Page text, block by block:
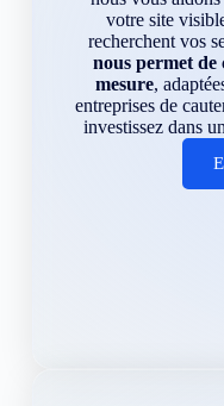
votre site
recherchent vos
nous permet de
mesure,
entreprises de
investissez dans